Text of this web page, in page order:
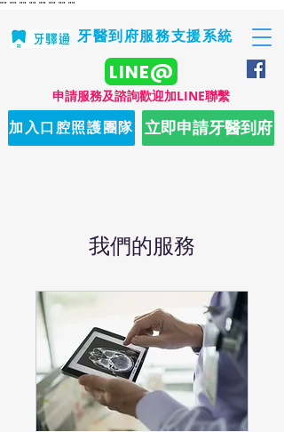
"" "" "" "" "" "" "" ""
牙醫到府服務支援系統
​申請服務及諮詢歡迎加LINE聯繫
LINE@
立即申請牙醫到府
加入口腔照護團隊
我們的服務